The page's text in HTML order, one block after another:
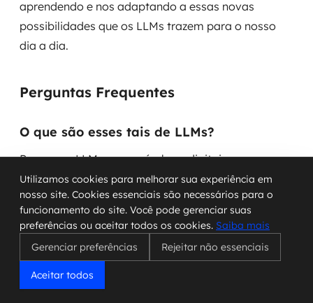
aprendendo e nos adaptando a essas novas
possibilidades que os LLMs trazem para o nosso
dia a dia.
Perguntas Frequentes
O que são esses tais de LLMs?
Pense nos LLMs como cérebros digitais
superinteligentes. Eles são treinados com uma
quantidade gigantesca de textos da internet, livros
e outras fontes. Com isso, eles aprendem a
entender e a criar textos que parecem escritos por
pessoas. É como se eles lessem a biblioteca inteira
do mundo e depois pudessem conversar sobre
Utilizamos cookies para melhorar sua experiência em
nosso site. Cookies essenciais são necessários para o
funcionamento do site. Você pode gerenciar suas
preferências ou aceitar todos os cookies. Saiba mais
Gerenciar preferências
Rejeitar não essenciais
Aceitar todos